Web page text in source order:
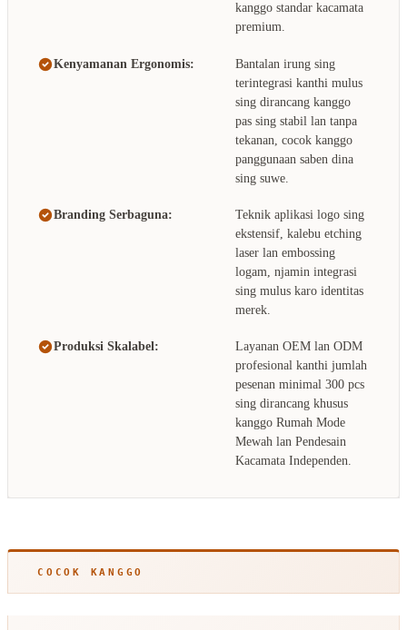
kanggo standar kacamata
premium.
Kenyamanan Ergonomis:
Bantalan irung sing
terintegrasi kanthi mulus
sing dirancang kanggo
pas sing stabil lan tanpa
tekanan, cocok kanggo
panggunaan saben dina
sing suwe.
Branding Serbaguna:
Teknik aplikasi logo sing
ekstensif, kalebu etching
laser lan embossing
logam, njamin integrasi
sing mulus karo identitas
merek.
Produksi Skalabel:
Layanan OEM lan ODM
profesional kanthi jumlah
pesenan minimal 300 pcs
sing dirancang khusus
kanggo Rumah Mode
Mewah lan Pendesain
Kacamata Independen.
COCOK KANGGO